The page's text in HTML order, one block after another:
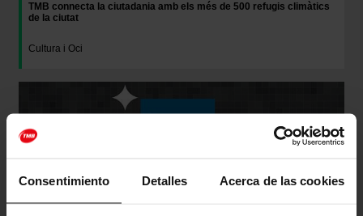
Consentimiento Detalles Acerca de las cookies
TMB connecta la ciutadania amb els més de 500 refugis climàtics
de la ciutat
Cultura i Oci